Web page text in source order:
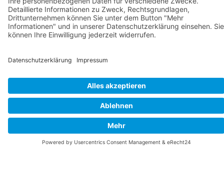
Produktwebsite Kontakt Impressum
DE
EN
© infas 360 GmbH
Ich stimme zu,